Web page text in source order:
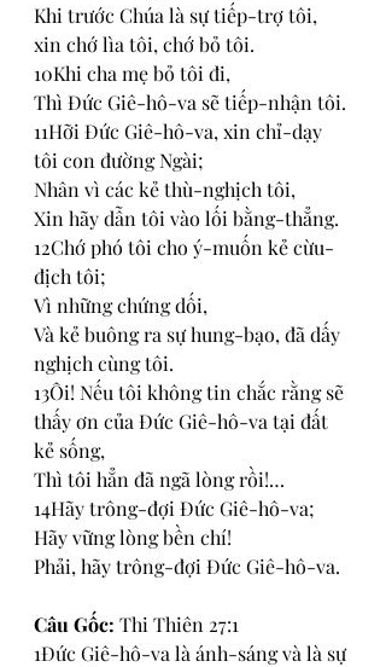
Khi trước Chúa là sự tiếp-trợ tôi,
xin chớ lìa tôi, chớ bỏ tôi.
10Khi cha mẹ bỏ tôi đi,
Thì Đức Giê-hô-va sẽ tiếp-nhận tôi.
11Hỡi Đức Giê-hô-va, xin chỉ-dạy
tôi con đường Ngài;
Nhân vì các kẻ thù-nghịch tôi,
Xin hãy dẫn tôi vào lối bằng-thẳng.
12Chớ phó tôi cho ý-muốn kẻ cừu-
địch tôi;
Vì những chứng dối,
Và kẻ buông ra sự hung-bạo, đã dấy
nghịch cùng tôi.
13Ôi! Nếu tôi không tin chắc rằng sẽ
thấy ơn của Đức Giê-hô-va tại đất
kẻ sống,
Thì tôi hẳn đã ngã lòng rồi!…
14Hãy trông-đợi Đức Giê-hô-va;
Hãy vững lòng bền chí!
Phải, hãy trông-đợi Đức Giê-hô-va.
Câu Gốc: Thi Thiên 27:1
1Đức Giê-hô-va là ánh-sáng và là sự